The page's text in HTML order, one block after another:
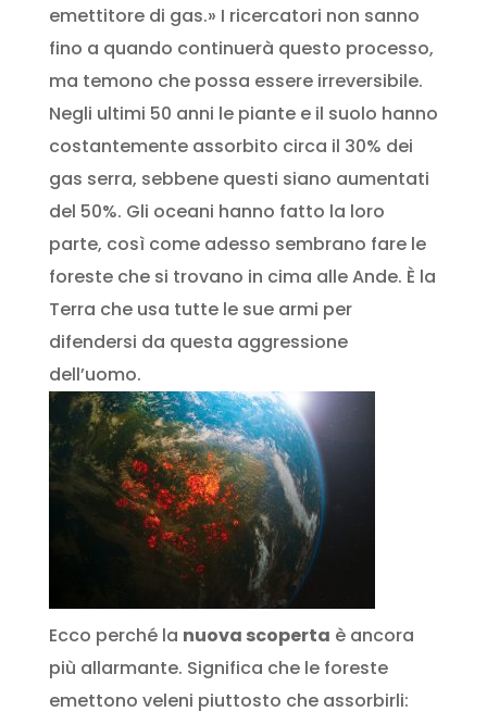
emettitore di gas.» I ricercatori non sanno
fino a quando continuerà questo processo,
ma temono che possa essere irreversibile.
Negli ultimi 50 anni le piante e il suolo hanno
costantemente assorbito circa il 30% dei
gas serra, sebbene questi siano aumentati
del 50%. Gli oceani hanno fatto la loro
parte, così come adesso sembrano fare le
foreste che si trovano in cima alle Ande. È la
Terra che usa tutte le sue armi per
difendersi da questa aggressione
dell’uomo.
Ecco perché la nuova scoperta è ancora
più allarmante. Significa che le foreste
emettono veleni piuttosto che assorbirli: